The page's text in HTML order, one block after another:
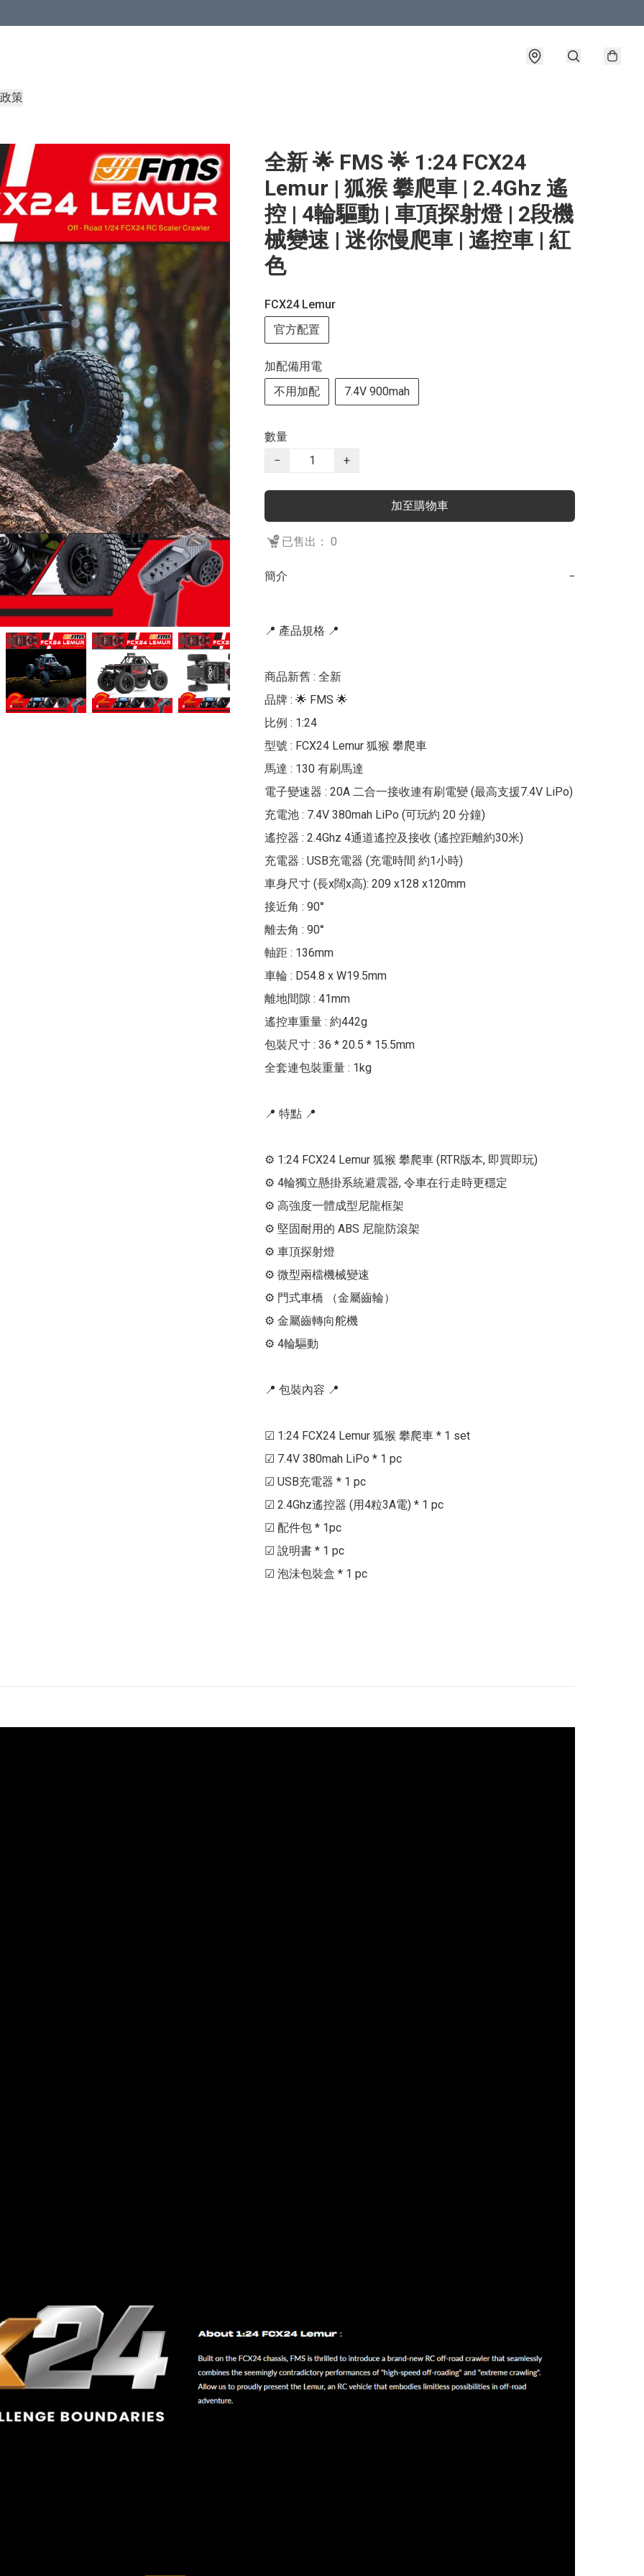
策
全新 🌟 FMS 🌟 1:24 FCX24
Lemur | 狐猴 攀爬車 | 2.4Ghz 遙
控 | 4輪驅動 | 車頂探射燈 | 2段機
械變速 | 迷你慢爬車 | 遙控車 | 紅
色
FCX24 Lemur
官方配置
加配備用電
不用加配
7.4V 900mah
數量
−
+
加至購物車
已售出： 0
簡介 −
📍 產品規格 📍
商品新舊 : 全新
品牌 : 🌟 FMS 🌟
比例 : 1:24
型號 : FCX24 Lemur 狐猴 攀爬車
馬達 : 130 有刷馬達
電子變速器 : 20A 二合一接收連有刷電變 (最高支援7.4V LiPo)
充電池 : 7.4V 380mah LiPo (可玩約 20 分鐘)
遙控器 : 2.4Ghz 4通道遙控及接收 (遙控距離約30米)
充電器 : USB充電器 (充電時間 約1小時)
車身尺寸 (長x闊x高): 209 x128 x120mm
接近角 : 90°
離去角 : 90°
軸距 : 136mm
車輪 : D54.8 x W19.5mm
離地間隙 : 41mm
遙控車重量 : 約442g
包裝尺寸 : 36 * 20.5 * 15.5mm
全套連包裝重量 : 1kg
📍 特點 📍
⚙ 1:24 FCX24 Lemur 狐猴 攀爬車 (RTR版本, 即買即玩)
⚙ 4輪獨立懸掛系統避震器, 令車在行走時更穩定
⚙ 高強度一體成型尼龍框架
⚙ 堅固耐用的 ABS 尼龍防滾架
⚙ 車頂探射燈
⚙ 微型兩檔機械變速
⚙ 門式車橋 （金屬齒輪）
⚙ 金屬齒轉向舵機
⚙ 4輪驅動
📍 包裝內容 📍
☑ 1:24 FCX24 Lemur 狐猴 攀爬車 * 1 set
☑ 7.4V 380mah LiPo * 1 pc
☑ USB充電器 * 1 pc
☑ 2.4Ghz遙控器 (用4粒3A電) * 1 pc
☑ 配件包 * 1pc
☑ 說明書 * 1 pc
☑ 泡沬包裝盒 * 1 pc